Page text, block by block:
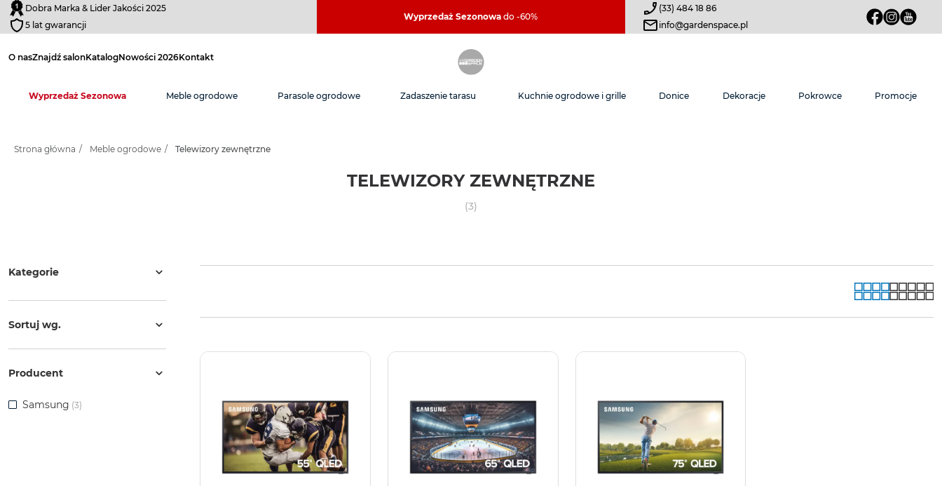
Dobra Marka & Lider Jakości 2025
5 lat gwarancji
Wyprzedaż Sezonowa do -60%
(33) 484 18 86
info@gardenspace.pl
O nasZnajdź salonKatalogNowości 2026Kontakt
Wyprzedaż Sezonowa Meble ogrodowe Parasole ogrodowe Zadaszenie tarasu Kuchnie ogrodowe i grille Donice Dekoracje Pokrowce Promocje
Strona główna / Meble ogrodowe / Telewizory zewnętrzne
TELEWIZORY ZEWNĘTRZNE
(3)
Kategorie
Sortuj wg.
Producent
Samsung (3)